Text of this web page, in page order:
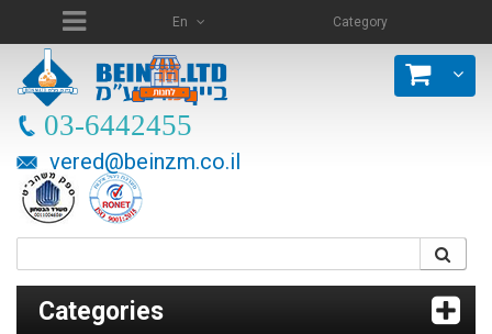
En Category
03-6442455
vered@beinzm.co.il
Categories